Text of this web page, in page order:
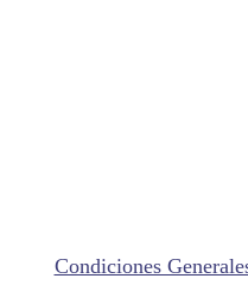
Condiciones